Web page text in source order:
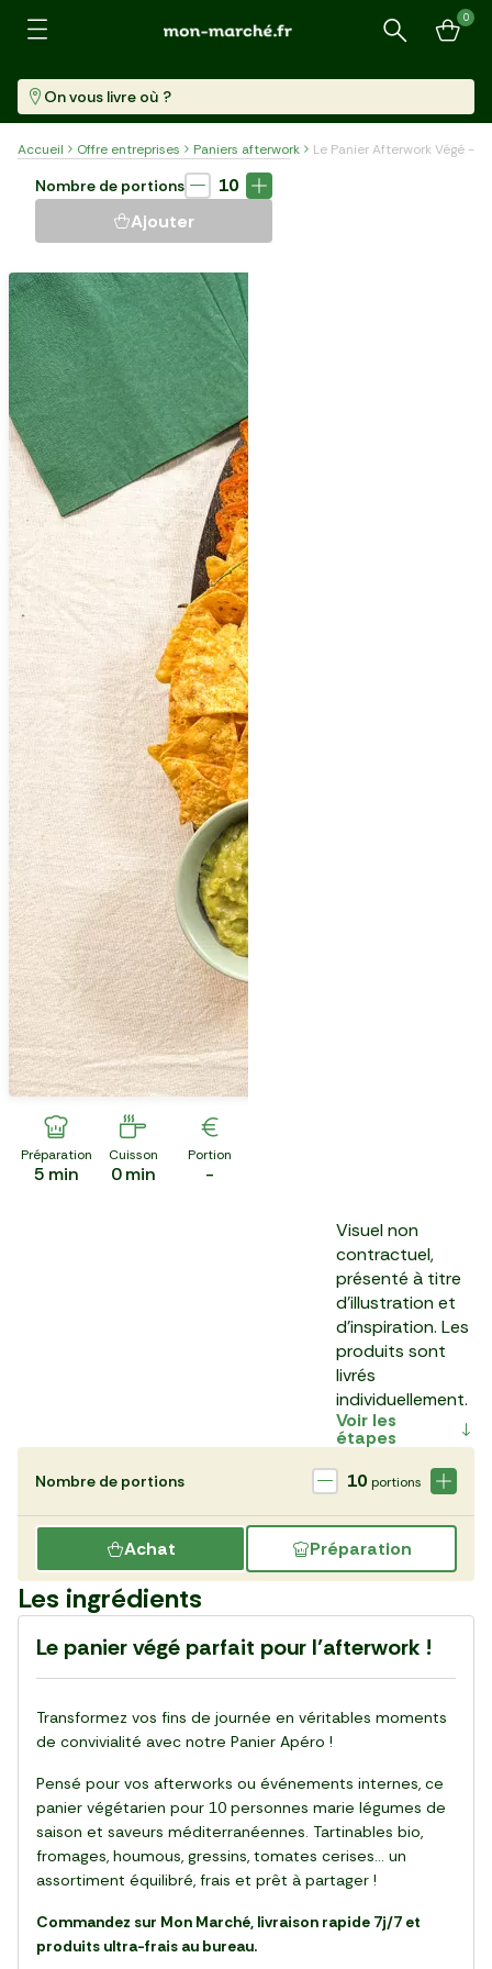
Recherche
0
On vous livre où ?
Accueil Offre entreprises Paniers afterwork
Le Panier Afterwork Végé -
LE PANIER AFTERWORK
VÉGÉ - 10 PERSONNES
Préparation
5min
Cuisson
0min
Portion
-
Nombre de portions
10
Ajouter
Visuel non
contractuel,
présenté à titre
d'illustration et
d'inspiration. Les
produits sont
livrés
individuellement.
Voir les
étapes
Achat Préparation
Nombre de portions 10 portions
Les ingrédients
Le panier végé parfait pour l’afterwork !
Transformez vos fins de journée en véritables moments
de convivialité avec notre Panier Apéro !
Pensé pour vos afterworks ou événements internes, ce
panier végétarien pour 10 personnes marie légumes de
saison et saveurs méditerranéennes. Tartinables bio,
fromages, houmous, gressins, tomates cerises... un
assortiment équilibré, frais et prêt à partager !
Commandez sur Mon Marché, livraison rapide 7j/7 et
produits ultra-frais au bureau.